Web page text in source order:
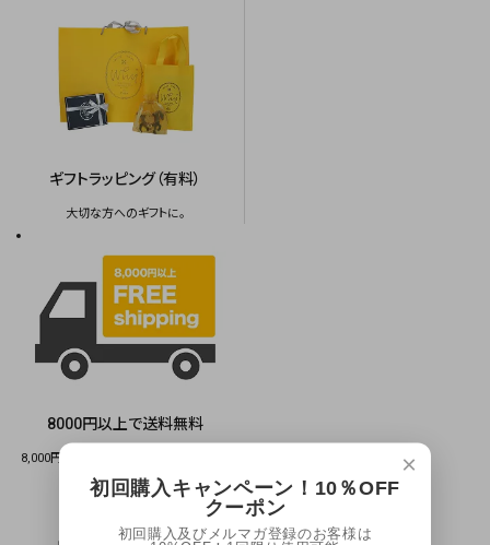
ギフトラッピング（有料）
大切な方へのギフトに。
8000円以上で送料無料
8,000円（税抜）以上のご購入で送料無料
サービスいたします。
×
初回購入キャンペーン！10％OFF
クーポン
初回購入及びメルマガ登録のお客様は